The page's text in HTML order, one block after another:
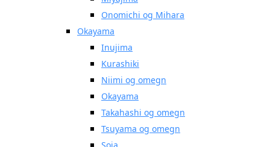
Onomichi og Mihara
Okayama
Inujima
Kurashiki
Niimi og omegn
Okayama
Takahashi og omegn
Tsuyama og omegn